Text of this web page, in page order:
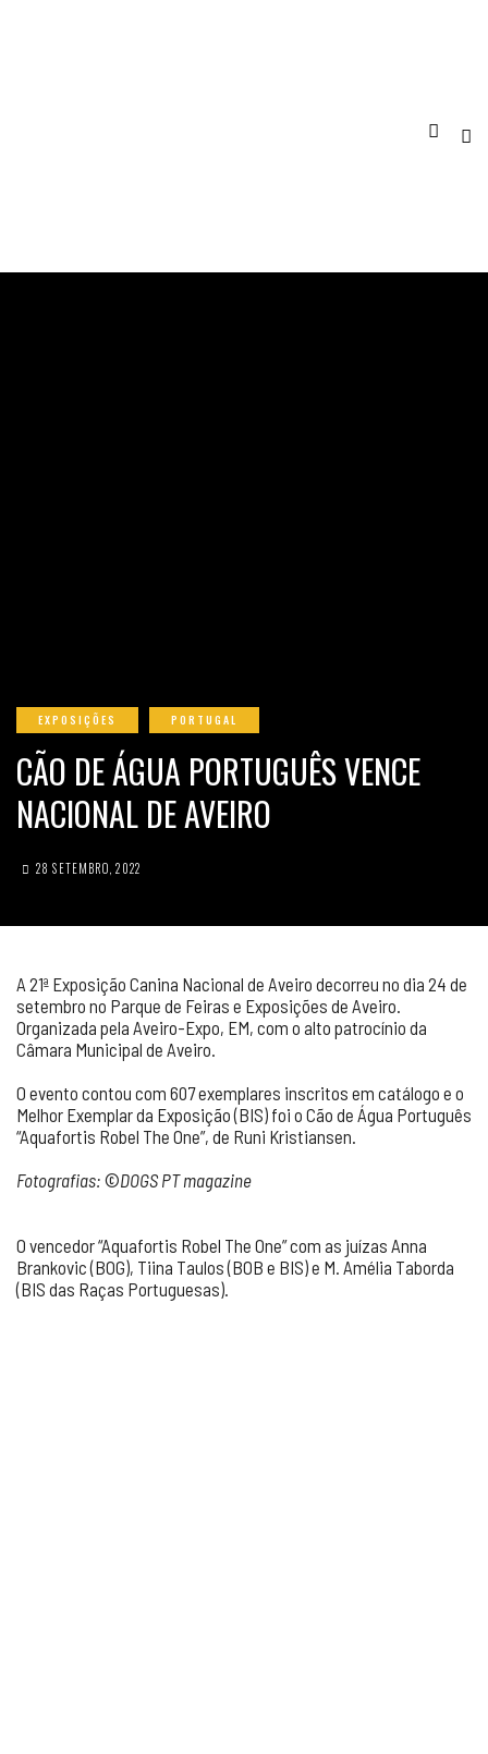
EXPOSIÇÕES PORTUGAL
CÃO DE ÁGUA PORTUGUÊS VENCE
NACIONAL DE AVEIRO
28 SETEMBRO, 2022
A 21ª Exposição Canina Nacional de Aveiro decorreu no dia 24 de
setembro no Parque de Feiras e Exposições de Aveiro.
Organizada pela Aveiro-Expo, EM, com o alto patrocínio da
Câmara Municipal de Aveiro.
O evento contou com 607 exemplares inscritos em catálogo e o
Melhor Exemplar da Exposição (BIS) foi o Cão de Água Português
“Aquafortis Robel The One”, de Runi Kristiansen.
Fotografias: ©DOGS PT magazine
O vencedor “Aquafortis Robel The One” com as juízas Anna
Brankovic (BOG), Tiina Taulos (BOB e BIS) e M. Amélia Taborda
(BIS das Raças Portuguesas).